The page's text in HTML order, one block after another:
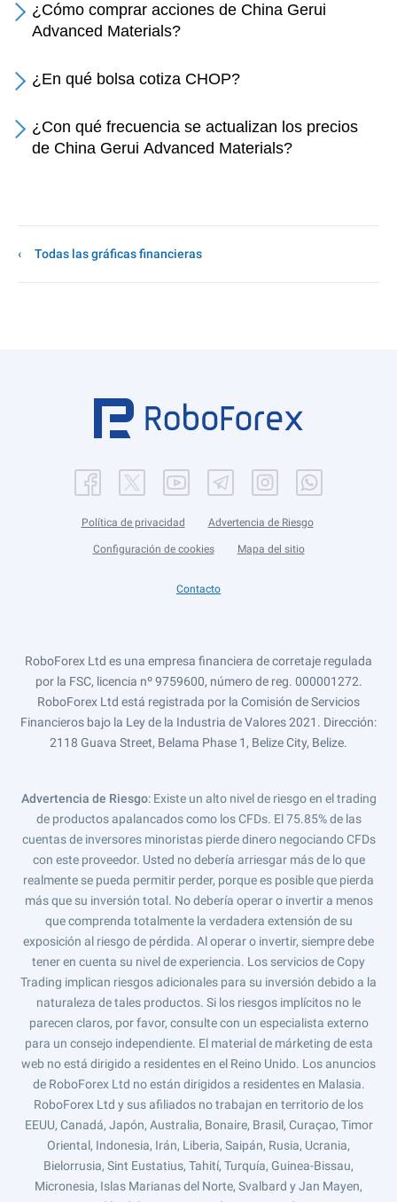
¿Cómo comprar acciones de China Gerui
Advanced Materials?
¿En qué bolsa cotiza CHOP?
¿Con qué frecuencia se actualizan los precios
de China Gerui Advanced Materials?
Todas las gráficas financieras
Política de privacidad Advertencia de Riesgo
Configuración de cookies Mapa del sitio
Contacto
RoboForex Ltd es una empresa financiera de corretaje regulada
por la FSC, licencia nº 9759600, número de reg. 000001272.
RoboForex Ltd está registrada por la Comisión de Servicios
Financieros bajo la Ley de la Industria de Valores 2021. Dirección:
2118 Guava Street, Belama Phase 1, Belize City, Belize.
Advertencia de Riesgo: Existe un alto nivel de riesgo en el trading
de productos apalancados como los CFDs. El 75.85% de las
cuentas de inversores minoristas pierde dinero negociando CFDs
con este proveedor. Usted no debería arriesgar más de lo que
realmente se pueda permitir perder, porque es posible que pierda
más que su inversión total. No debería operar o invertir a menos
que comprenda totalmente la verdadera extensión de su
exposición al riesgo de pérdida. Al operar o invertir, siempre debe
tener en cuenta su nivel de experiencia. Los servicios de Copy
Trading implican riesgos adicionales para su inversión debido a la
naturaleza de tales productos. Si los riesgos implícitos no le
parecen claros, por favor, consulte con un especialista externo
para un consejo independiente. El material de márketing de esta
web no está dirigido a residentes en el Reino Unido. Los anuncios
de RoboForex Ltd no están dirigidos a residentes en Malasia.
RoboForex Ltd y sus afiliados no trabajan en territorio de los
EEUU, Canadá, Japón, Australia, Bonaire, Brasil, Curaçao, Timor
Oriental, Indonesia, Irán, Liberia, Saipán, Rusia, Ucrania,
Bielorrusia, Sint Eustatius, Tahití, Turquía, Guinea-Bissau,
Micronesia, Islas Marianas del Norte, Svalbard y Jan Mayen,